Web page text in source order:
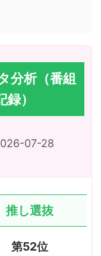
分析（番組
）
07-28
推し選抜
第52位